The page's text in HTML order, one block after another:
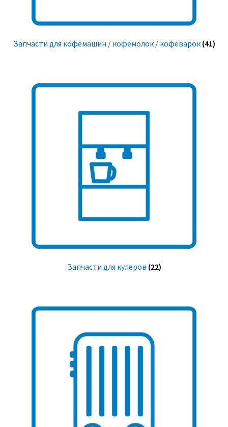
Запчасти для кофемашин / кофемолок / кофеварок (41)
Запчасти для кулеров (22)